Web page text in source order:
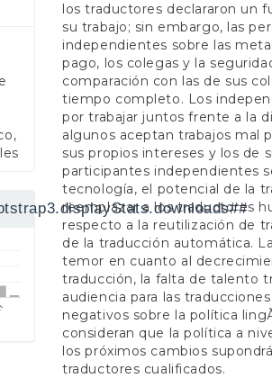
los traductores declararon un
su trabajo; sin embargo, las
independientes sobre las
pago, los colegas y la
comparación con las de sus
tiempo completo. Los
por trabajar juntos frente a la
algunos aceptan trabajos mal
sus propios intereses y los de
participantes independientes
tecnología, el potencial de la
reemplazar a los traductores
respecto a la reutilización de
de la traducción automática.
temor en cuanto al
traducción, la falta de talento
audiencia para las
negativos sobre la política
consideran que la política a
los próximos cambios
traductores cualificados.